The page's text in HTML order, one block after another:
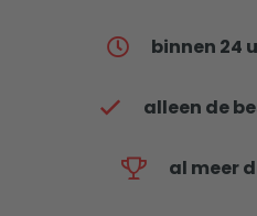
binnen 24
alleen de
al meer